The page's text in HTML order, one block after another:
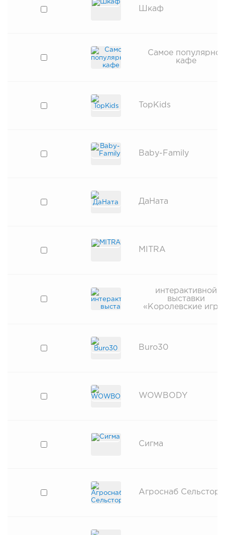
Шкаф
Самое популярное
кафе
TopKids
Baby-Family
ДаНата
MITRA
интерактивной
выставки
«Королевские
Buro30
WOWBODY
Сигма
Агроснаб Сельстор